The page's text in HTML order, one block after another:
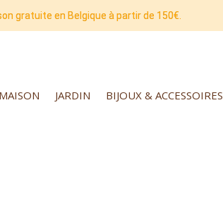
gratuite en Belgique à partir de 150€.
MAISON JARDIN BIJOUX & ACCESSOIRES